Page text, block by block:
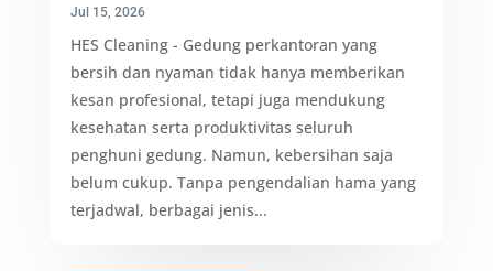
Jul 15, 2026
HES Cleaning - Gedung perkantoran yang
bersih dan nyaman tidak hanya memberikan
kesan profesional, tetapi juga mendukung
kesehatan serta produktivitas seluruh
penghuni gedung. Namun, kebersihan saja
belum cukup. Tanpa pengendalian hama yang
terjadwal, berbagai jenis...